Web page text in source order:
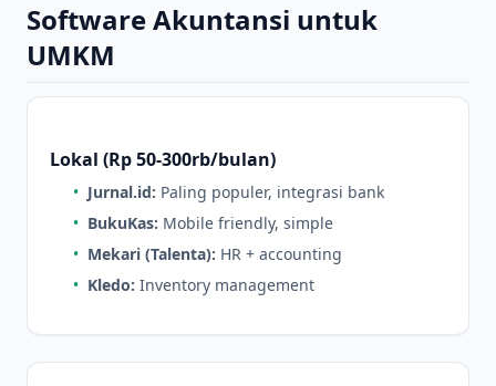
Software Akuntansi untuk
UMKM
Lokal (Rp 50-300rb/bulan)
• Jurnal.id: Paling populer, integrasi bank
• BukuKas: Mobile friendly, simple
• Mekari (Talenta): HR + accounting
• Kledo: Inventory management